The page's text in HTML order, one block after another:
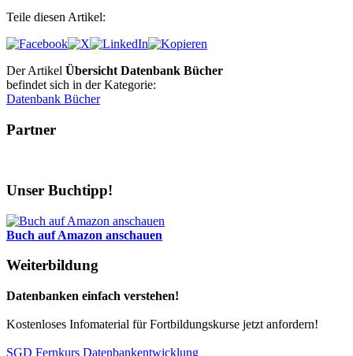
Teile diesen Artikel:
Der Artikel Übersicht Datenbank Bücher
befindet sich in der Kategorie:
Datenbank Bücher
Partner
Unser Buchtipp!
Buch auf Amazon anschauen
Weiterbildung
Datenbanken einfach verstehen!
Kostenloses Infomaterial für Fortbildungskurse jetzt anfordern!
SGD Fernkurs Datenbankentwicklung